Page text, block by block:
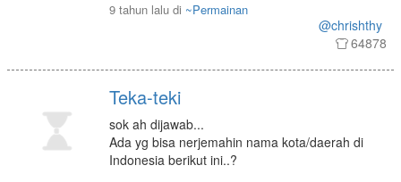
9 tahun lalu di ~Permainan
@chrishthy
64878
Teka-teki
sok ah dijawab...
Ada yg bisa nerjemahin nama kota/daerah di
Indonesia berikut ini..?